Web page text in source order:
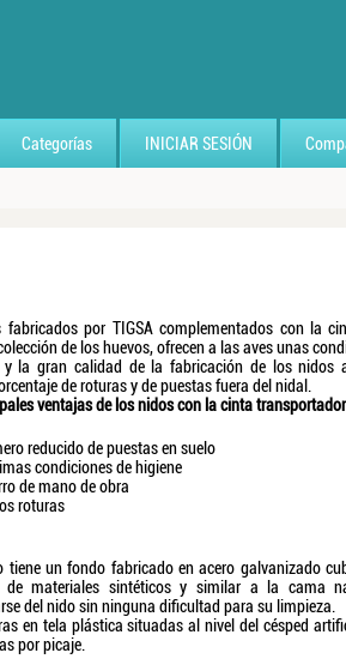
Categorías INICIAR SESIÓN
fabricados por TIGSA complementados con la
de los huevos, ofrecen a las aves unas
y la gran calidad de la fabricación de los nidos
de roturas y de puestas fuera del nidal.
ventajas de los nidos con la cinta
reducido de puestas en suelo
condiciones de higiene
de mano de obra
roturas
tiene un fondo fabricado en acero galvanizado
de materiales sintéticos y similar a la cama
del nido sin ninguna dificultad para su limpieza.
en tela plástica situadas al nivel del césped
por picaje.